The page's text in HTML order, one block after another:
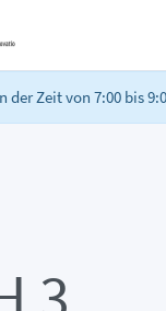
der Zeit von 7:00 bis
3